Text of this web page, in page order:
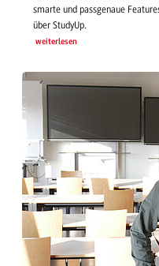
smarte und passgenaue
über StudyUp.
weiterlesen